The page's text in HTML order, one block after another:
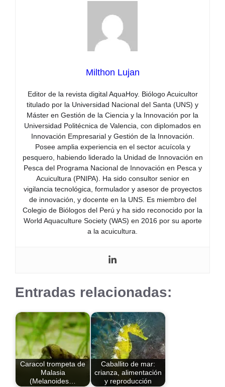
Milthon Lujan
Editor de la revista digital AquaHoy. Biólogo Acuicultor
titulado por la Universidad Nacional del Santa (UNS) y
Máster en Gestión de la Ciencia y la Innovación por la
Universidad Politécnica de Valencia, con diplomados en
Innovación Empresarial y Gestión de la Innovación.
Posee amplia experiencia en el sector acuícola y
pesquero, habiendo liderado la Unidad de Innovación en
Pesca del Programa Nacional de Innovación en Pesca y
Acuicultura (PNIPA). Ha sido consultor senior en
vigilancia tecnológica, formulador y asesor de proyectos
de innovación, y docente en la UNS. Es miembro del
Colegio de Biólogos del Perú y ha sido reconocido por la
World Aquaculture Society (WAS) en 2016 por su aporte
a la acuicultura.
Entradas relacionadas:
Caracol trompeta de
Malasia
(Melanoides…
Caballito de mar:
crianza, alimentación
y reproducción